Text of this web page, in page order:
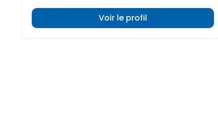
Voir le profil